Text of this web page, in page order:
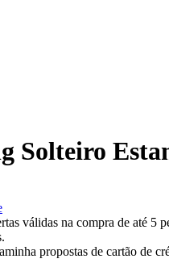
Solteiro
válidas na compra de até 5
propostas de cartão de